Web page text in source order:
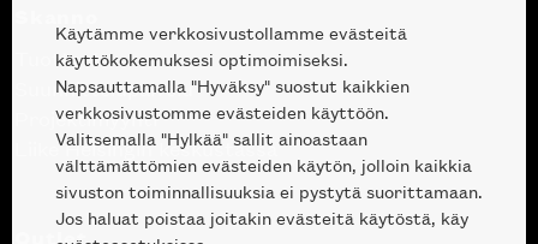
Tuotteet
Suunnittelupalvelu
Projektimyynti
Liike Helsingin keskustassa
Outlet
Käytämme verkkosivustollamme evästeitä
käyttökokemuksesi optimoimiseksi.
Napsauttamalla "Hyväksy" suostut kaikkien
verkkosivustomme evästeiden käyttöön.
Valitsemalla "Hylkää" sallit ainoastaan
välttämättömien evästeiden käytön, jolloin kaikkia
sivuston toiminnallisuuksia ei pystytä suorittamaan.
Jos haluat poistaa joitakin evästeitä käytöstä, käy